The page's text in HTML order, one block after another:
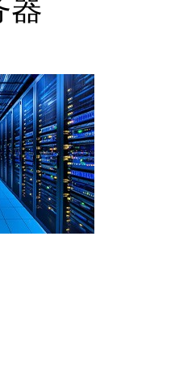
器